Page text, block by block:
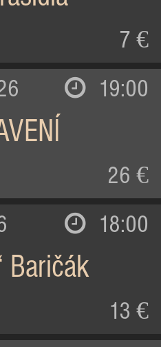
7 €
19:00
26 €
18:00
Baričák
13 €